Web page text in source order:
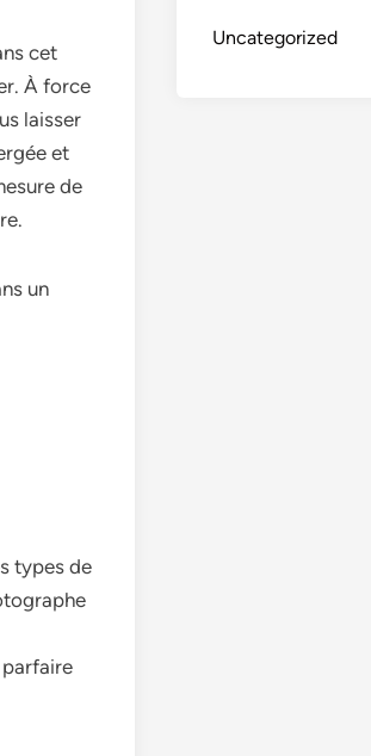
cet
À force
laisser
et
de
un
types de
Uncategorized